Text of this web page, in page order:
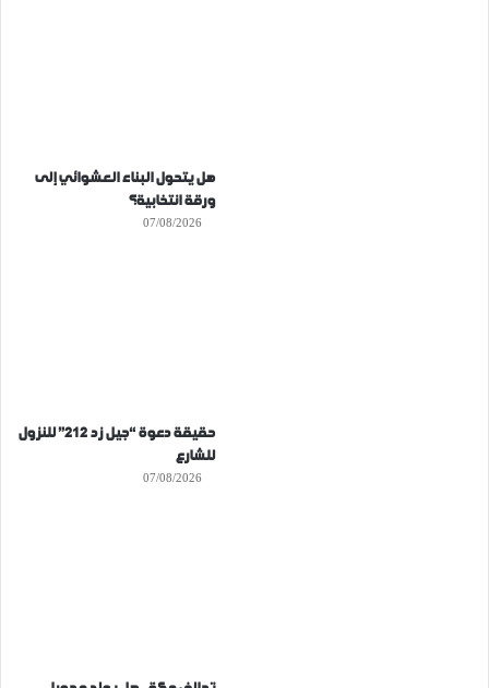
هل يتحول البناء العشوائي إلى
ورقة انتخابية؟
07/08/2026
حقيقة دعوة “جيل زد 212” للنزول
للشارع
07/08/2026